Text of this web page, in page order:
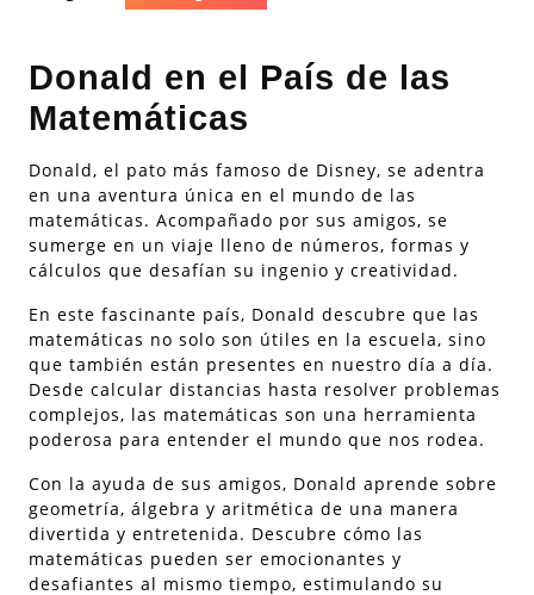
Donald en el País de las
Matemáticas
Donald, el pato más famoso de Disney, se adentra
en una aventura única en el mundo de las
matemáticas. Acompañado por sus amigos, se
sumerge en un viaje lleno de números, formas y
cálculos que desafían su ingenio y creatividad.
En este fascinante país, Donald descubre que las
matemáticas no solo son útiles en la escuela, sino
que también están presentes en nuestro día a día.
Desde calcular distancias hasta resolver problemas
complejos, las matemáticas son una herramienta
poderosa para entender el mundo que nos rodea.
Con la ayuda de sus amigos, Donald aprende sobre
geometría, álgebra y aritmética de una manera
divertida y entretenida. Descubre cómo las
matemáticas pueden ser emocionantes y
desafiantes al mismo tiempo, estimulando su